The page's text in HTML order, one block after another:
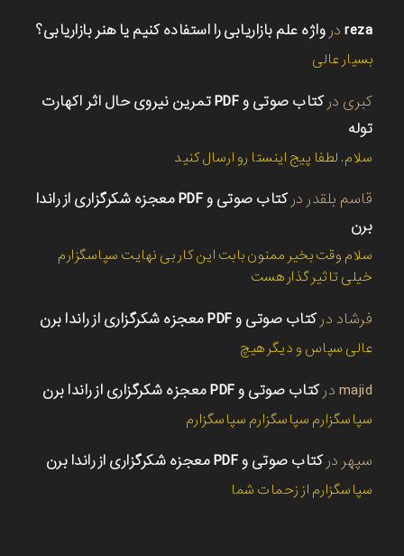
reza در واژه علم بازاریابی را استفاده کنیم یا هنر بازاریابی؟
بسیار عالی
کبری در
کتاب صوتی و PDF تمرین نیروی حال اثر اکهارت
توله
سلام. لطفا پیج اینستا رو ارسال کنید
قاسم بلقدر در
کتاب صوتی و PDF معجزه شکرگزاری از راندا
برن
سلام وقت بخیر ممنون بابت این کار بی نهایت سپاسگزارم
خیلی تاثیر گذار هست
فرشاد درکتاب صوتی و PDF معجزه شکرگزاری از راندا برن
عالی سپاس و دیگر هیچ
majid درکتاب صوتی و PDF معجزه شکرگزاری از راندا برن
سپاسگزارم سپاسگزارم سپاسگزارم
سپهر درکتاب صوتی و PDF معجزه شکرگزاری از راندا برن
سپاسگزارم از زحمات شما